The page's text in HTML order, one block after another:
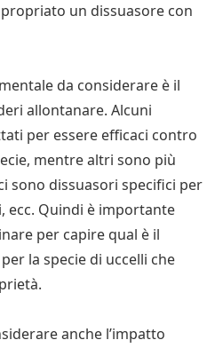
un dissuasore con
da considerare è il
allontanare. Alcuni
per essere efficaci contro
mentre altri sono più
sono dissuasori specifici per
ecc. Quindi è importante
per capire qual è il
la specie di uccelli che
anche l’impatto